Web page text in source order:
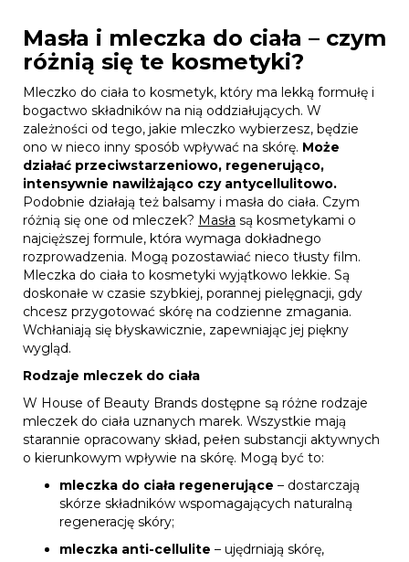
Masła i mleczka do ciała – czym
różnią się te kosmetyki?
Mleczko do ciała to kosmetyk, który ma lekką formułę i
bogactwo składników na nią oddziałujących. W
zależności od tego, jakie mleczko wybierzesz, będzie
ono w nieco inny sposób wpływać na skórę. Może
działać przeciwstarzeniowo, regenerująco,
intensywnie nawilżająco czy antycellulitowo.
Podobnie działają też balsamy i masła do ciała. Czym
różnią się one od mleczek? Masła są kosmetykami o
najcięższej formule, która wymaga dokładnego
rozprowadzenia. Mogą pozostawiać nieco tłusty film.
Mleczka do ciała to kosmetyki wyjątkowo lekkie. Są
doskonałe w czasie szybkiej, porannej pielęgnacji, gdy
chcesz przygotować skórę na codzienne zmagania.
Wchłaniają się błyskawicznie, zapewniając jej piękny
wygląd.
Rodzaje mleczek do ciała
W House of Beauty Brands dostępne są różne rodzaje
mleczek do ciała uznanych marek. Wszystkie mają
starannie opracowany skład, pełen substancji aktywnych
o kierunkowym wpływie na skórę. Mogą być to:
mleczka do ciała regenerujące – dostarczają
skórze składników wspomagających naturalną
regenerację skóry;
mleczka anti-cellulite – ujędrniają skórę,